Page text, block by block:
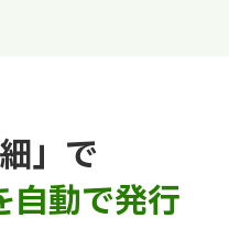
」で
自動で発行